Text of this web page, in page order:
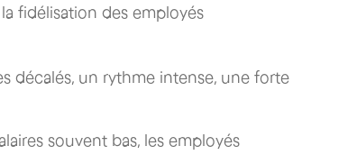
fidélisation des employés
décalés, un rythme intense, une forte
souvent bas, les employés